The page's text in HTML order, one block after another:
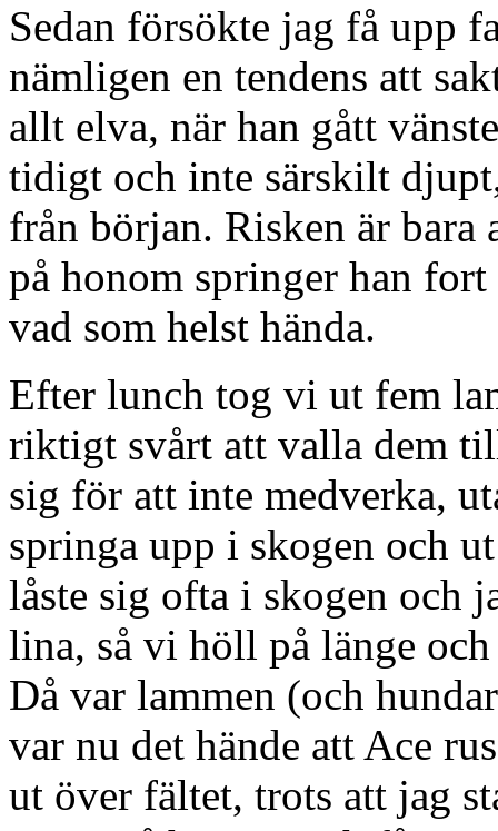
Sedan försökte jag få upp
nämligen en tendens att
allt elva, när han gått
tidigt och inte särskilt
från början. Risken är
på honom springer han
vad som helst hända.
Efter lunch tog vi ut fem
riktigt svårt att valla dem
sig för att inte medverka,
springa upp i skogen och
låste sig ofta i skogen och
lina, så vi höll på länge
Då var lammen (och
var nu det hände att Ace
ut över fältet, trots att jag